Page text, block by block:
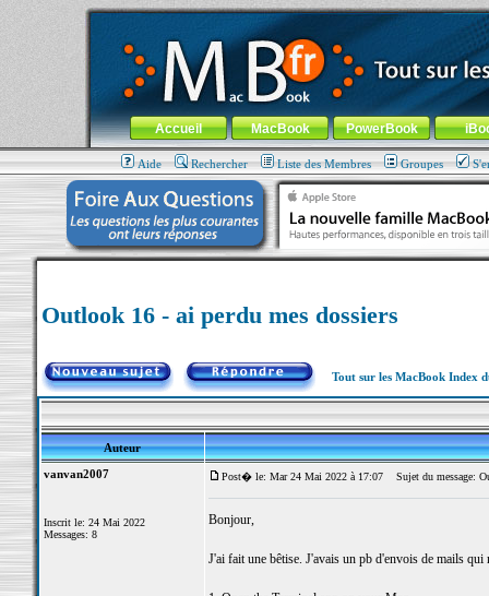
MacBook-fr.com : 100% Apple... 100% nomade !
Aller au contenu-Aller au menu général-Aller au menu de
Menu général
Accueil MacBook PowerBook
Aide Rechercher Liste des Membres Groupes
Outlook 16 - ai perdu mes dossiers
Tout sur les MacBook Index
Auteur
vanvan2007
Inscrit le: 24 Mai 2022
Messages: 8
Post� le: Mar 24 Mai 2022 à 17:07 Sujet du message:
Bonjour,
J'ai fait une bêtise. J'avais un pb d'envois de mails